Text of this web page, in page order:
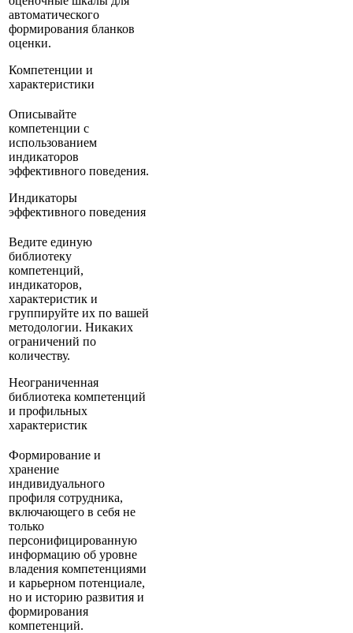
автоматического
формирования бланков
оценки.
Компетенции и
характеристики
Описывайте
компетенции с
использованием
индикаторов
эффективного поведения.
Индикаторы
эффективного поведения
Ведите единую
библиотеку
компетенций,
индикаторов,
характеристик и
группируйте их по вашей
методологии. Никаких
ограничений по
количеству.
Неограниченная
библиотека компетенций
и профильных
характеристик
Формирование и
хранение
индивидуального
профиля сотрудника,
включающего в себя не
только
персонифицированную
информацию об уровне
владения компетенциями
и карьерном потенциале,
но и историю развития и
формирования
компетенций.